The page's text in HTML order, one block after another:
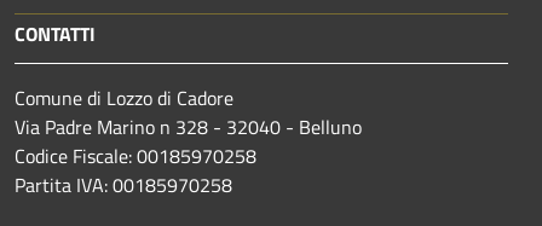
CONTATTI
Comune di Lozzo di Cadore
Via Padre Marino n 328 - 32040 - Belluno
Codice Fiscale: 00185970258
Partita IVA: 00185970258